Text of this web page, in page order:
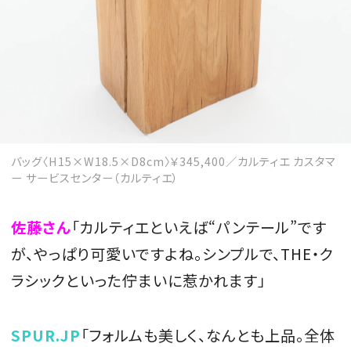
バッグ〈H15×W18.5×D8cm〉￥345,400／カルティエ カスタマ
ー サービスセンター（カルティエ）
佐藤さん「カルティエといえば“パンテール”です
が、やっぱり可愛いですよね。シンプルで、THE・ク
ラシックといった佇まいに惹かれます」
SPUR.JP「フォルムも美しく、なんとも上品。全体